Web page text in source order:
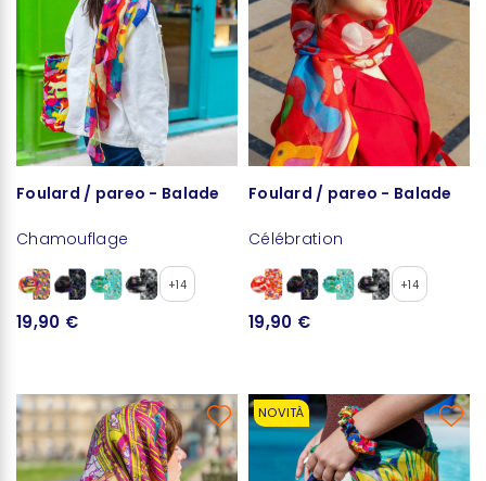
Foulard / pareo - Balade
Chamouflage
+14
19,90 €
Foulard / pareo - Balade
Célébration
+14
19,90 €
NOVITÀ